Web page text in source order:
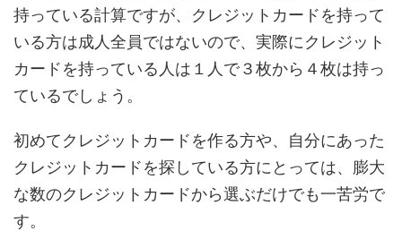
持っている計算ですが、クレジットカードを持って
いる方は成人全員ではないので、実際にクレジット
カードを持っている人は１人で３枚から４枚は持っ
ているでしょう。
初めてクレジットカードを作る方や、自分にあった
クレジットカードを探している方にとっては、膨大
な数のクレジットカードから選ぶだけでも一苦労で
す。